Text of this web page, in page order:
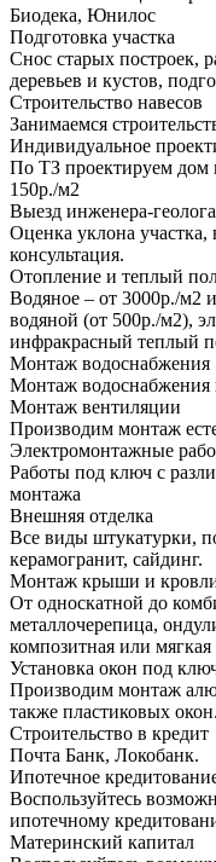
Биодека, Юнилос
Подготовка участка
Снос старых построек,
деревьев и кустов,
Строительство навесов
Занимаемся
Индивидуальное
По ТЗ проектируем
150р./м2
Выезд инженера-геолога
Оценка уклона
консультация.
Отопление и теплый
Водяное – от 3000р./м2
водяной (от 500р./м2),
инфракрасный теплый
Монтаж водоснабжения
Монтаж водоснабжения
Монтаж вентиляции
Производим монтаж
Электромонтажные
Работы под ключ с
монтажа
Внешняя отделка
Все виды штукатурки,
керамогранит, сайдинг.
Монтаж крыши и
От односкатной до
металлочерепица,
композитная или
Установка окон под
Производим монтаж
также пластиковых окон.
Строительство в кредит
Почта Банк, Локобанк.
Ипотечное
Воспользуйтесь
ипотечному
Материнский капитал